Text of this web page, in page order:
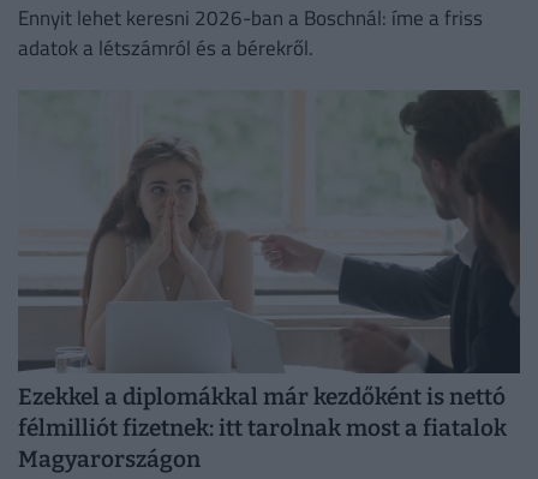
Ennyit lehet keresni 2026-ban a Boschnál: íme a friss
adatok a létszámról és a bérekről.
Ezekkel a diplomákkal már kezdőként is nettó
félmilliót fizetnek: itt tarolnak most a fiatalok
Magyarországon